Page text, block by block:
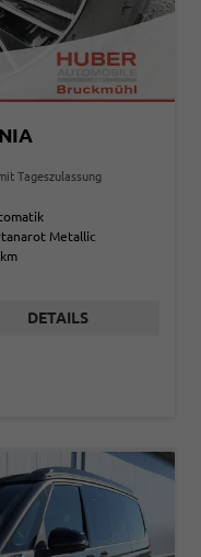
Tageszulassung
Metallic
DETAILS